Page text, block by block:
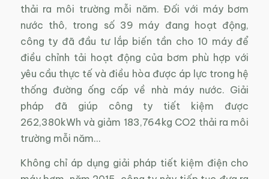
thải ra môi trường mỗi năm. Đối với máy bơm
nước thô, trong số 39 máy đang hoạt động,
công ty đã đầu tư lắp biến tần cho 10 máy để
điều chỉnh tải hoạt động của bơm phù hợp với
yêu cầu thực tế và điều hòa được áp lực trong hệ
thống đường ống cấp về nhà máy nước. Giải
pháp đã giúp công ty tiết kiệm được
262,380kWh và giảm 183,764kg CO2 thải ra môi
trường mỗi năm…
Không chỉ áp dụng giải pháp tiết kiệm điện cho